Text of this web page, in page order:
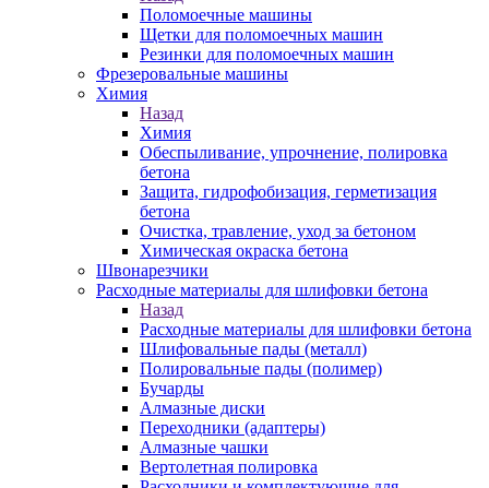
Поломоечные машины
Щетки для поломоечных машин
Резинки для поломоечных машин
Фрезеровальные машины
Химия
Назад
Химия
Обеспыливание, упрочнение, полировка
бетона
Защита, гидрофобизация, герметизация
бетона
Очистка, травление, уход за бетоном
Химическая окраска бетона
Швонарезчики
Расходные материалы для шлифовки бетона
Назад
Расходные материалы для шлифовки бетона
Шлифовальные пады (металл)
Полировальные пады (полимер)
Бучарды
Алмазные диски
Переходники (адаптеры)
Алмазные чашки
Вертолетная полировка